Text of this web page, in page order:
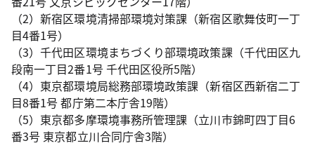
（2）新宿区環境清掃部環境対策課（新宿区歌舞伎町一丁
目4番1号）
（3）千代田区環境まちづくり部環境政策課（千代田区九
段南一丁目2番1号 千代田区役所5階）
（4）東京都環境局総務部環境政策課（新宿区西新宿二丁
目8番1号 都庁第二本庁舎19階）
（5）東京都多摩環境事務所管理課（立川市錦町四丁目6
番3号 東京都立川合同庁舎3階）